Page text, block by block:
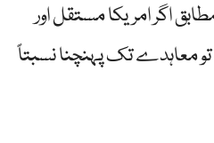
اگر امریکا مستقل اور
معاہدے تک پہنچنا نسبتاً